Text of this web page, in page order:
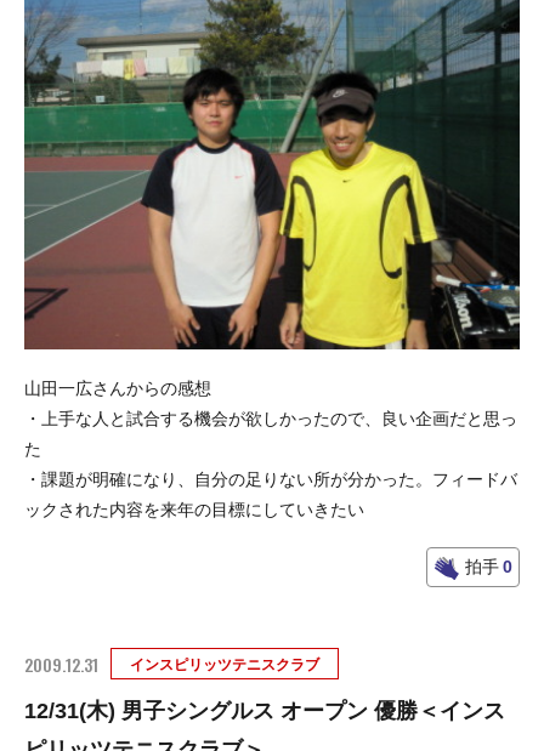
山田一広さんからの感想
・上手な人と試合する機会が欲しかったので、良い企画だと思っ
た
・課題が明確になり、自分の足りない所が分かった。フィードバ
ックされた内容を来年の目標にしていきたい
拍手0
2009.12.31 インスピリッツテニスクラブ
12/31(木) 男子シングルス オープン 優勝＜インス